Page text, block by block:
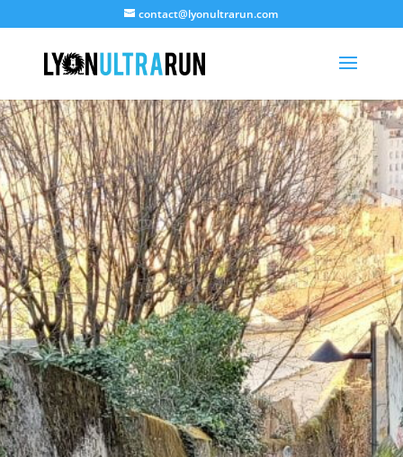
contact@lyonultrarun.com